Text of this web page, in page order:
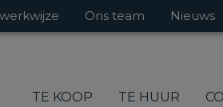
Ons team Nieuws
TE KOOP TE HUUR